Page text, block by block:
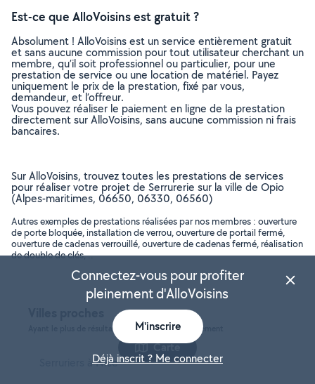
Est-ce que AlloVoisins est gratuit ?
Absolument ! AlloVoisins est un service entièrement gratuit
et sans aucune commission pour tout utilisateur cherchant un
membre, qu’il soit professionnel ou particulier, pour une
prestation de service ou une location de matériel. Payez
uniquement le prix de la prestation, fixé par vous,
demandeur, et l’offreur.
Vous pouvez réaliser le paiement en ligne de la prestation
directement sur AlloVoisins, sans aucune commission ni frais
bancaires.
Sur AlloVoisins, trouvez toutes les prestations de services
pour réaliser votre projet de Serrurerie sur la ville de Opio
(Alpes-maritimes, 06650, 06330, 06560)
Autres exemples de prestations réalisées par nos membres : ouverture
de porte bloquée, installation de verrou, ouverture de portail fermé,
ouverture de cadenas verrouillé, ouverture de cadenas fermé, réalisation
de double de clés, ..
Ayant le plus de résultats, dans le même département
Serruriers à Nice
Carte
Connectez-vous pour profiter
pleinement d'AlloVoisins
M'inscrire
Déjà inscrit ? Me connecter